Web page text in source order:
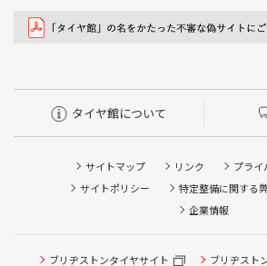
タイヤ館について
サイトマップ リンク
プライ
サイトポリシー
特定整備に関する
企業情報
ブリヂストンタイヤサイト ブリヂスト
タイヤ点検・安全点検/タイヤ履き替え/